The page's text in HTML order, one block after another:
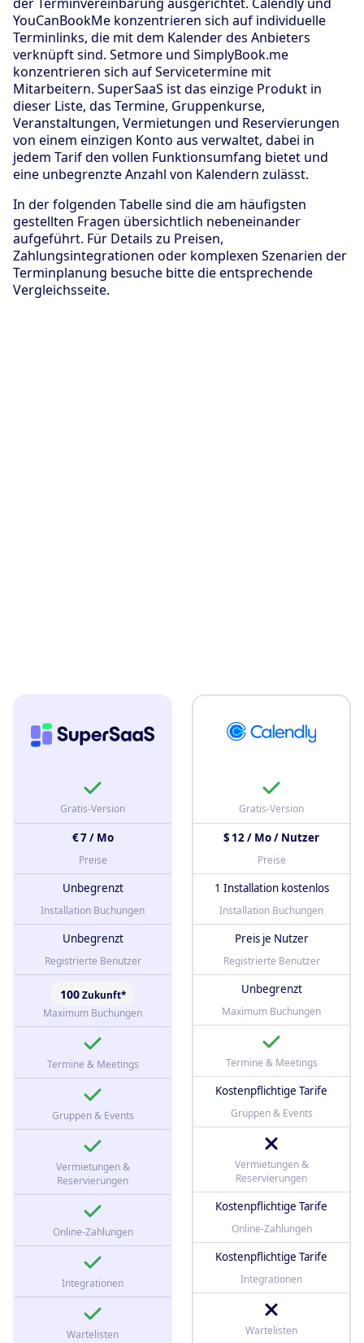
YouCanBookMe konzentrieren sich auf individuelle
Terminlinks, die mit dem Kalender des Anbieters
verknüpft sind. Setmore und SimplyBook.me
konzentrieren sich auf Servicetermine mit
Mitarbeitern. SuperSaaS ist das einzige Produkt in
dieser Liste, das Termine, Gruppenkurse,
Veranstaltungen, Vermietungen und Reservierungen
von einem einzigen Konto aus verwaltet, dabei in
jedem Tarif den vollen Funktionsumfang bietet und
eine unbegrenzte Anzahl von Kalendern zulässt.
In der folgenden Tabelle sind die am häufigsten
gestellten Fragen übersichtlich nebeneinander
aufgeführt. Für Details zu Preisen,
Zahlungsintegrationen oder komplexen Szenarien der
Terminplanung besuche bitte die entsprechende
Vergleichsseite.
Gratis-Version
€ 7 / Mo
Preise
Unbegrenzt
Installation Buchungen
Unbegrenzt
Registrierte Benutzer
100Zukunft*
Maximum Buchungen
Termine & Meetings
Gruppen & Events
Vermietungen &
Reservierungen
Online-Zahlungen
Integrationen
Wartelisten
Gratis-Version
$ 12 / Mo / Nutzer
Preise
1 Installation kostenlos
Installation Buchungen
Preis je Nutzer
Registrierte Benutzer
Unbegrenzt
Maximum Buchungen
Termine & Meetings
Kostenpflichtige Tarife
Gruppen & Events
Vermietungen &
Reservierungen
Kostenpflichtige Tarife
Online-Zahlungen
Kostenpflichtige Tarife
Integrationen
Wartelisten